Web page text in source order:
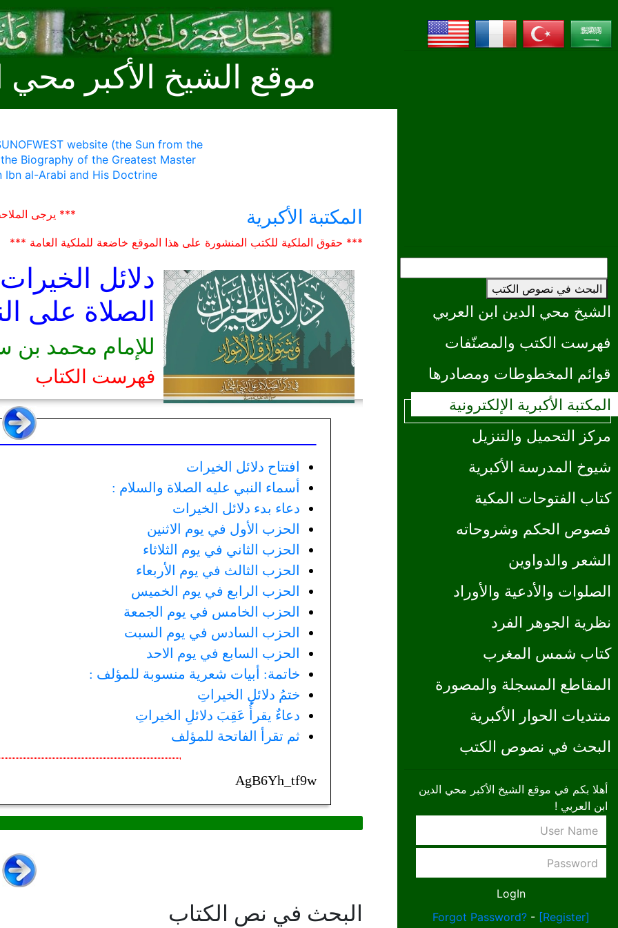
البحث في نصوص الكتب
الشيخ محي الدين ابن العربي
فهرست الكتب والمصنّفات
قوائم المخطوطات ومصادرها
المكتبة الأكبرية الإلكترونية
مركز التحميل والتنزيل
شيوخ المدرسة الأكبرية
كتاب الفتوحات المكية
فصوص الحكم وشروحاته
الشعر والدواوين
الصلوات والأدعية والأوراد
نظرية الجوهر الفرد
كتاب شمس المغرب
المقاطع المسجلة والمصورة
منتديات الحوار الأكبرية
البحث في نصوص الكتب
أهلا بكم في موقع الشيخ الأكبر محي الدين
ابن العربي !
Forgot Password? - [Register]
موقع الشيخ الأكبر محي
website (the Sun from the
Biography of the Greatest Master
Ibn al-Arabi and His Doctrine
المكتبة الأكبرية *** يرجى
*** حقوق الملكية للكتب المنشورة على هذا الموقع خاضعة للملكية العامة ***
دلائل
الصلاة على
للإمام محمد بن
فهرست الكتاب
افتتاح دلائل الخيرات
أسماء النبي عليه الصلاة والسلام :
دعاء بدء دلائل الخيرات
الحزب الأول في يوم الاثنين
الحزب الثاني في يوم الثلاثاء
الحزب الثالث في يوم الأربعاء
الحزب الرابع في يوم الخميس
الحزب الخامس في يوم الجمعة
الحزب السادس في يوم السبت
الحزب السابع في يوم الاحد
خاتمة: أبيات شعرية منسوبة للمؤلف :
ختمُ دلائلِ الخيراتِ
دعاءٌ يقرأُ عَقِبَ دلائلِ الخيراتِ
ثم تقرأ الفاتحة للمؤلف
AgB6Yh_tf9w
البحث في نص الكتاب